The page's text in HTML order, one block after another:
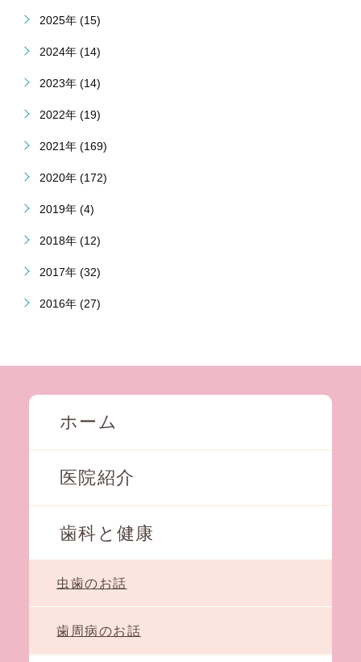
2025年 (15)
2024年 (14)
2023年 (14)
2022年 (19)
2021年 (169)
2020年 (172)
2019年 (4)
2018年 (12)
2017年 (32)
2016年 (27)
ホーム
医院紹介
歯科と健康
虫歯のお話
歯周病のお話